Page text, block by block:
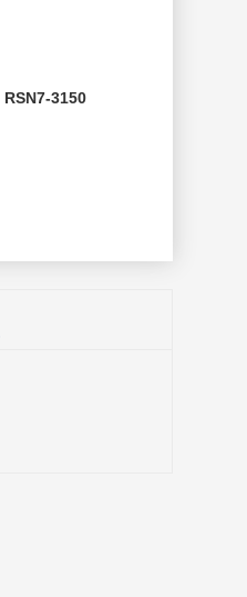
RSN7-3150